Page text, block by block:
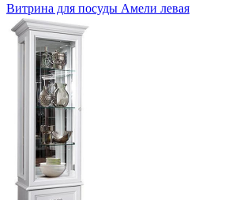
Витрина для посуды Амели левая